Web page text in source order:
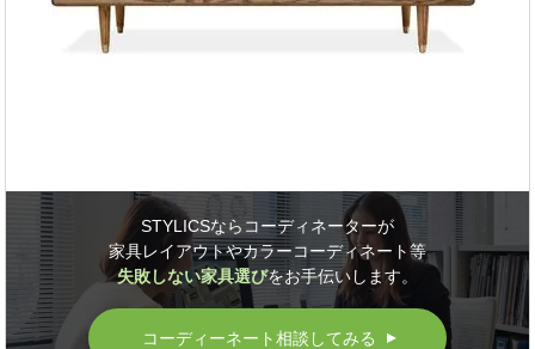
STYLICSならコーディネーターが
家具レイアウトやカラーコーディネート等
失敗しない家具選びをお手伝いします。
コーディーネート相談してみる ▲